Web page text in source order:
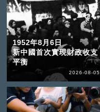
1952年8月6日
新中國首次實現財政收支
平衡
2026-08-05